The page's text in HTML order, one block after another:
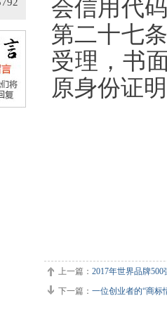
第二十七
受理，书
原身份证
上一篇： 2017年世界品牌
下一篇： 一位创业者的“商标